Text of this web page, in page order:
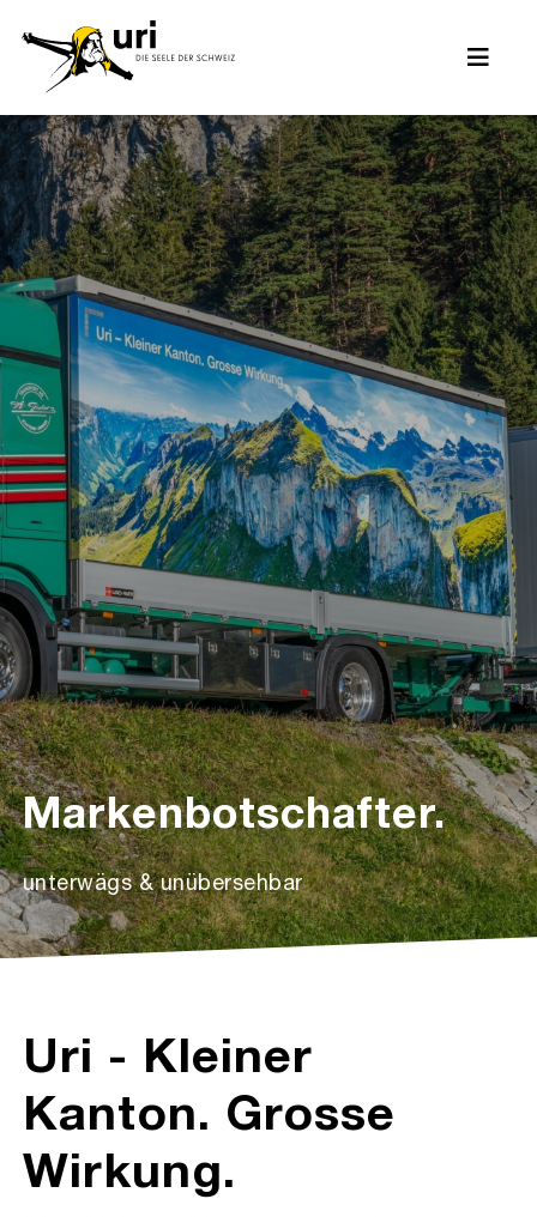
Markenbotschafter.
unterwägs & unübersehbar
Uri - Kleiner
Kanton. Grosse
Wirkung.